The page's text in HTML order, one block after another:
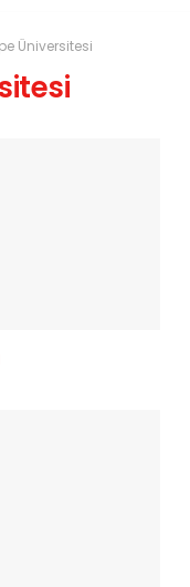
Üniversitesi